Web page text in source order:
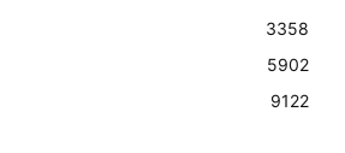
3358
5902
9122